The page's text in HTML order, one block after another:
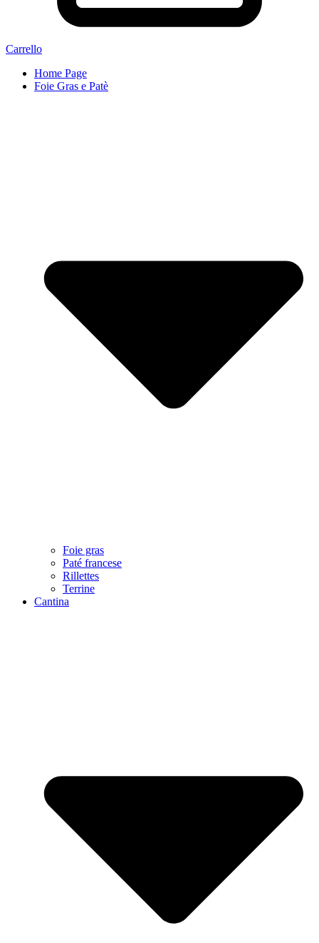
Carrello
Home Page
Foie Gras e Patè
Foie gras
Paté francese
Rillettes
Terrine
Cantina